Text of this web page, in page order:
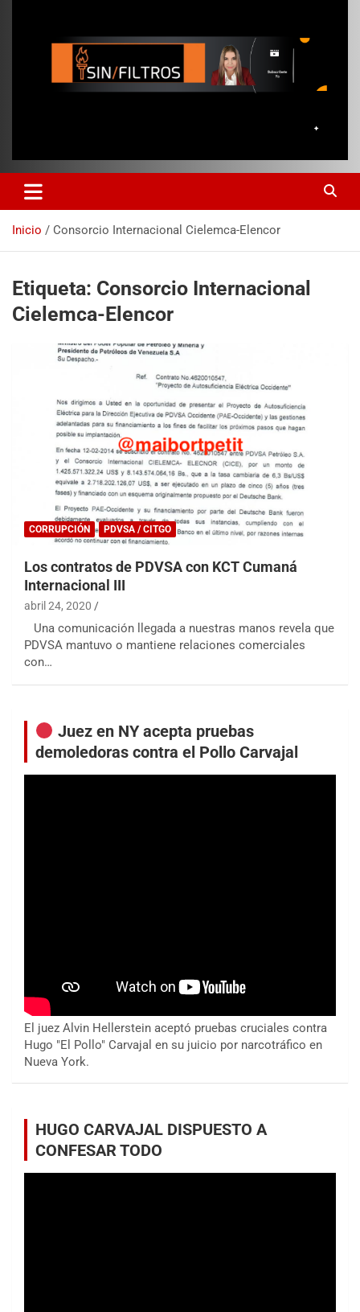
Inicio Consorcio Internacional Cielemca-Elencor
Etiqueta: Consorcio Internacional
Cielemca-Elencor
CORRUPCIÓN PDVSA / CITGO
Los contratos de PDVSA con KCT Cumaná
Internacional III
abril 24, 2020
Una comunicación llegada a nuestras manos revela que
PDVSA mantuvo o mantiene relaciones comerciales
con…
Juez en NY acepta pruebas
demoledoras contra el Pollo Carvajal
El juez Alvin Hellerstein aceptó pruebas cruciales contra
Hugo "El Pollo" Carvajal en su juicio por narcotráfico en
Nueva York.
HUGO CARVAJAL DISPUESTO A
CONFESAR TODO